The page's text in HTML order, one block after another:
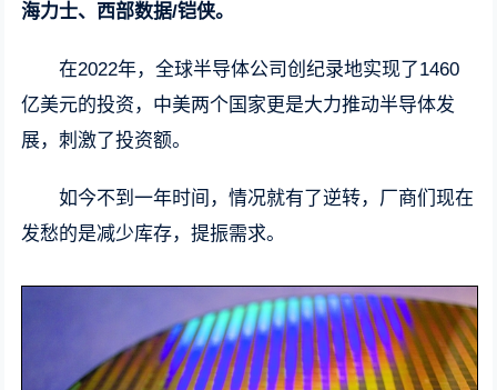
海力士、西部数据/铠侠。
在2022年，全球半导体公司创纪录地实现了1460
亿美元的投资，中美两个国家更是大力推动半导体发
展，刺激了投资额。
如今不到一年时间，情况就有了逆转，厂商们现在
发愁的是减少库存，提振需求。